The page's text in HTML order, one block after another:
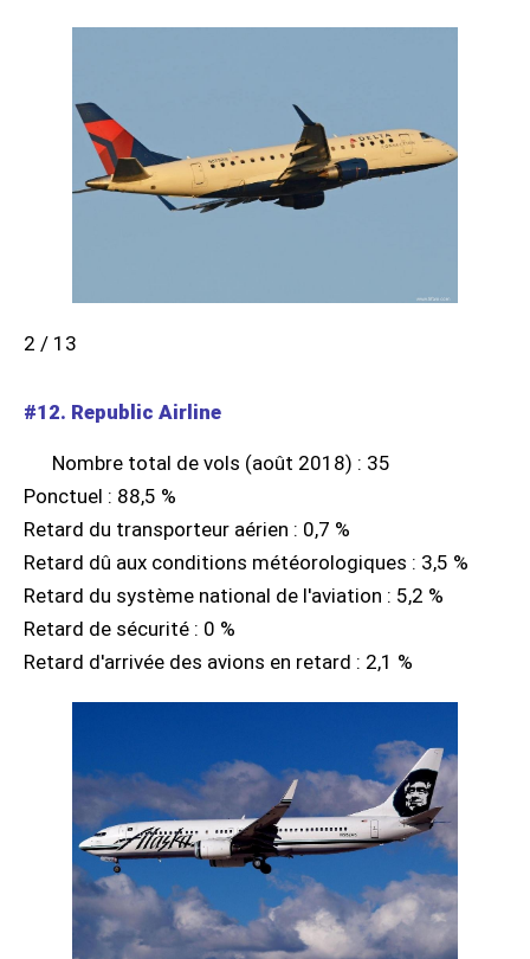
2 / 13
#12. Republic Airline
Nombre total de vols (août 2018) : 35
Ponctuel : 88,5 %
Retard du transporteur aérien : 0,7 %
Retard dû aux conditions météorologiques : 3,5 %
Retard du système national de l'aviation : 5,2 %
Retard de sécurité : 0 %
Retard d'arrivée des avions en retard : 2,1 %